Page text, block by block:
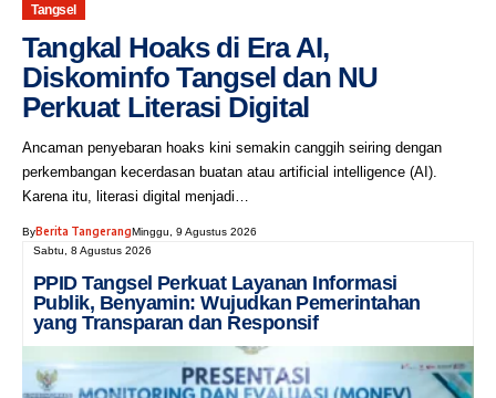
Tangsel
Tangkal Hoaks di Era AI,
Diskominfo Tangsel dan NU
Perkuat Literasi Digital
Ancaman penyebaran hoaks kini semakin canggih seiring dengan
perkembangan kecerdasan buatan atau artificial intelligence (AI).
Karena itu, literasi digital menjadi…
ByBerita TangerangMinggu, 9 Agustus 2026
Sabtu, 8 Agustus 2026
PPID Tangsel Perkuat Layanan Informasi
Publik, Benyamin: Wujudkan Pemerintahan
yang Transparan dan Responsif